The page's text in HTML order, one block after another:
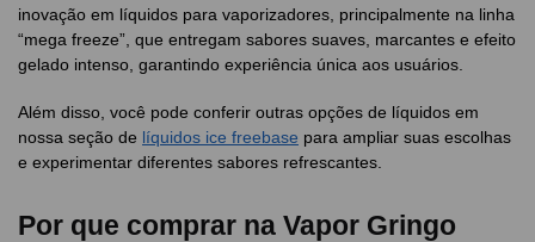
inovação em líquidos para vaporizadores, principalmente na linha
“mega freeze”, que entregam sabores suaves, marcantes e efeito
gelado intenso, garantindo experiência única aos usuários.
Além disso, você pode conferir outras opções de líquidos em
nossa seção de líquidos ice freebase para ampliar suas escolhas
e experimentar diferentes sabores refrescantes.
Por que comprar na Vapor Gringo